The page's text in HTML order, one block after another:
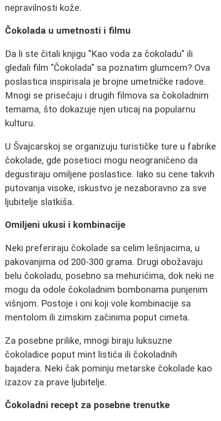
nepravilnosti kože.
Čokolada u umetnosti i filmu
Da li ste čitali knjigu "Kao voda za čokoladu" ili
gledali film "Čokolada" sa poznatim glumcem? Ova
poslastica inspirisala je brojne umetničke radove.
Mnogi se prisećaju i drugih filmova sa čokoladnim
temama, što dokazuje njen uticaj na popularnu
kulturu.
U Švajcarskoj se organizuju turističke ture u fabrike
čokolade, gde posetioci mogu neograničeno da
degustiraju omiljene poslastice. Iako su cene takvih
putovanja visoke, iskustvo je nezaboravno za sve
ljubitelje slatkiša.
Omiljeni ukusi i kombinacije
Neki preferiraju čokolade sa celim lešnjacima, u
pakovanjima od 200-300 grama. Drugi obožavaju
belu čokoladu, posebno sa mehurićima, dok neki ne
mogu da odole čokoladnim bombonama punjenim
višnjom. Postoje i oni koji vole kombinacije sa
mentolom ili zimskim začinima poput cimeta.
Za posebne prilike, mnogi biraju luksuzne
čokoladice poput mint listića ili čokoladnih
bajadera. Neki čak pominju metarske čokolade kao
izazov za prave ljubitelje.
Čokoladni recept za posebne trenutke